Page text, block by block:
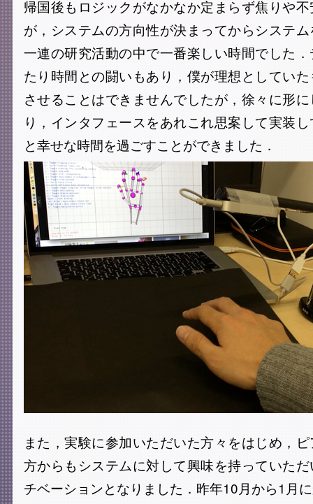
帰国後もロジックがなかなか定まらず焦りや
が，システムの方向性が決まってからシステ
一連の研究活動の中で一番楽しい時間でした
たり時間との闘いもあり，僕が理想としてい
させることはできませんでしたが，徐々に形
り，インタフェースをあれこれ思案して実装
と幸せな時間を過ごすことができました．
また，実験に参加いただいた方々をはじめ，
方からもシステムに対して興味を持っていた
チベーションとなりました．昨年10月から1月